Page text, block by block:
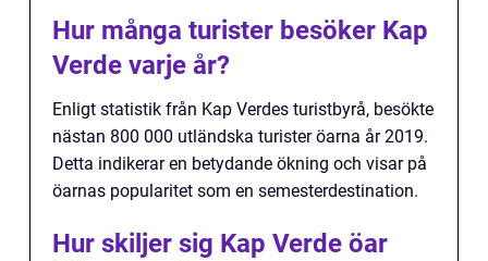
Hur många turister besöker Kap
Verde varje år?
Enligt statistik från Kap Verdes turistbyrå, besökte
nästan 800 000 utländska turister öarna år 2019.
Detta indikerar en betydande ökning och visar på
öarnas popularitet som en semesterdestination.
Hur skiljer sig Kap Verde öar